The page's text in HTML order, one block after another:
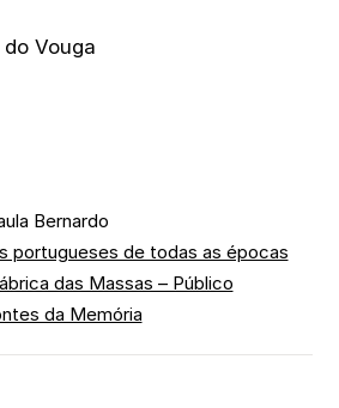
Vouga
Bernardo
portugueses de todas as épocas
das Massas – Público
da Memória